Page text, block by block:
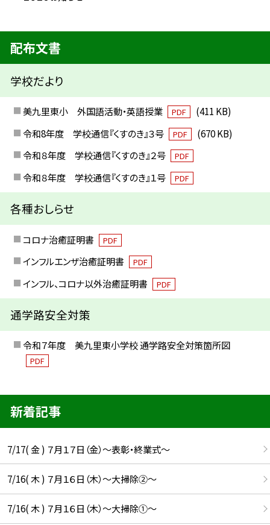
配布文書
学校だより
美九里東小 外国語活動・英語授業 PDF
(411 KB)
令和8年度 学校通信『くすのき』３号
PDF
(670 KB)
令和８年度 学校通信『くすのき』２号
PDF
令和８年度 学校通信『くすのき』１号 PDF
各種おしらせ
コロナ治癒証明書 PDF
インフルエンザ治癒証明書 PDF
インフル、コロナ以外治癒証明書 PDF
通学路安全対策
令和７年度 美九里東小学校 通学路安全対策箇所図
PDF
新着記事
7/17( 金 ) ７月１７日（金）～表彰・終業式～
7/16( 木 ) ７月１６日（木）～大掃除②～
7/16( 木 ) ７月１６日（木）～大掃除①～